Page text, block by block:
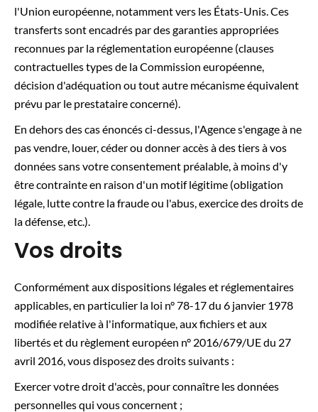
l'Union européenne, notamment vers les États-Unis. Ces
transferts sont encadrés par des garanties appropriées
reconnues par la réglementation européenne (clauses
contractuelles types de la Commission européenne,
décision d'adéquation ou tout autre mécanisme équivalent
prévu par le prestataire concerné).
En dehors des cas énoncés ci-dessus, l'Agence s'engage à ne
pas vendre, louer, céder ou donner accès à des tiers à vos
données sans votre consentement préalable, à moins d'y
être contrainte en raison d'un motif légitime (obligation
légale, lutte contre la fraude ou l'abus, exercice des droits de
la défense, etc.).
Vos droits
Conformément aux dispositions légales et réglementaires
applicables, en particulier la loi n° 78-17 du 6 janvier 1978
modifiée relative à l'informatique, aux fichiers et aux
libertés et du règlement européen n° 2016/679/UE du 27
avril 2016, vous disposez des droits suivants :
Exercer votre droit d'accès, pour connaître les données
personnelles qui vous concernent ;